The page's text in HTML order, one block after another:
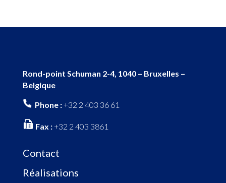
Rond-point Schuman 2-4, 1040 – Bruxelles –
Belgique
Phone :+32 2 403 36 61
Fax :+32 2 403 3861
Contact
Réalisations